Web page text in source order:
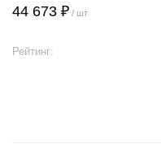
44 673 ₽ / шт
Рейтинг: